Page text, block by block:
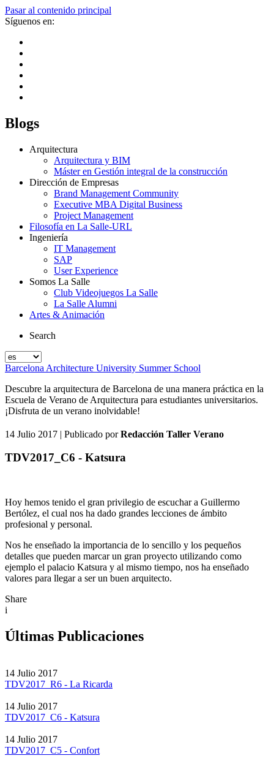
Pasar al contenido principal
Síguenos en:
Blogs
Arquitectura
Arquitectura y BIM
Máster en Gestión integral de la construcción
Dirección de Empresas
Brand Management Community
Executive MBA Digital Business
Project Management
Filosofía en La Salle-URL
Ingeniería
IT Management
SAP
User Experience
Somos La Salle
Club Videojuegos La Salle
La Salle Alumni
Artes & Animación
Search
Barcelona Architecture University Summer School
Descubre la arquitectura de Barcelona de una manera práctica en la
Escuela de Verano de Arquitectura para estudiantes universitarios.
¡Disfruta de un verano inolvidable!
14 Julio 2017 | Publicado porRedacción Taller Verano
TDV2017_C6 - Katsura
Hoy hemos tenido el gran privilegio de escuchar a Guillermo
Bertólez, el cual nos ha dado grandes lecciones de ámbito
profesional y personal.
Nos he enseñado la importancia de lo sencillo y los pequeños
detalles que pueden marcar un gran proyecto utilizando como
ejemplo el palacio Katsura y al mismo tiempo, nos ha enseñado
valores para llegar a ser un buen arquitecto.
Share
i
Últimas Publicaciones
14 Julio 2017
TDV2017_R6 - La Ricarda
14 Julio 2017
TDV2017_C6 - Katsura
14 Julio 2017
TDV2017_C5 - Confort